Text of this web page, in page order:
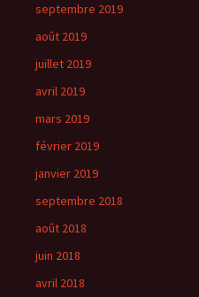
septembre 2019
août 2019
juillet 2019
avril 2019
mars 2019
février 2019
janvier 2019
septembre 2018
août 2018
juin 2018
avril 2018